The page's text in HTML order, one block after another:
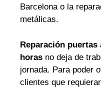
Barcelona o la
metálicas.
Reparación
horas no deja de
jornada. Para poder
clientes que